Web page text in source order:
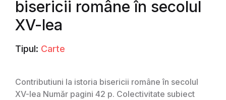
bisericii române în secolul
XV-lea
Tipul: Carte
Contributiuni la istoria bisericii române în secolul
XV-lea Număr pagini 42 p. Colectivitate subiect